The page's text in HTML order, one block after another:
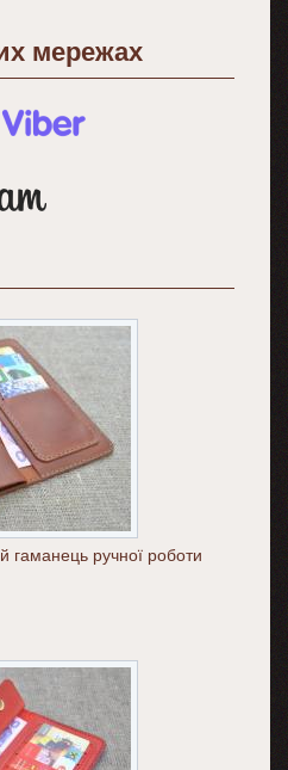
мережах
гаманець ручної роботи